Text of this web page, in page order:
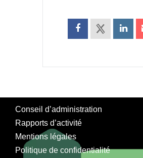
Conseil d’administration
Rapports d’activité
Mentions légales
Politique de confidentialité